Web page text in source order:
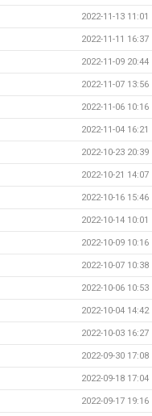
2022-11-13 11:01
2022-11-11 16:37
2022-11-09 20:44
2022-11-07 13:56
2022-11-06 10:16
2022-11-04 16:21
2022-10-23 20:39
2022-10-21 14:07
2022-10-16 15:46
2022-10-14 10:01
2022-10-09 10:16
2022-10-07 10:38
2022-10-06 10:53
2022-10-04 14:42
2022-10-03 16:27
2022-09-30 17:08
2022-09-18 17:04
2022-09-17 19:16